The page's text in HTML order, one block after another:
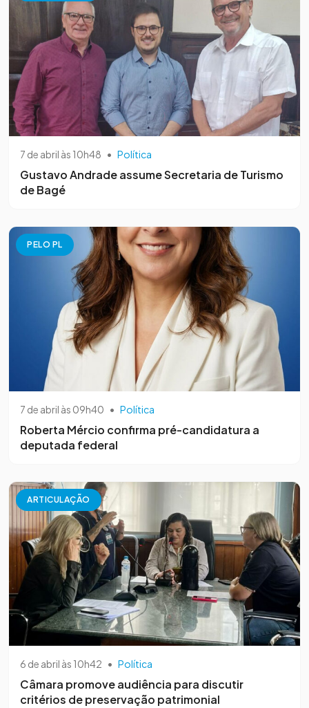
7 de abril às 10h48 • Política
Gustavo Andrade assume Secretaria de Turismo
de Bagé
PELO PL
7 de abril às 09h40 • Política
Roberta Mércio confirma pré-candidatura a
deputada federal
ARTICULAÇÃO
6 de abril às 10h42 • Política
Câmara promove audiência para discutir
critérios de preservação patrimonial